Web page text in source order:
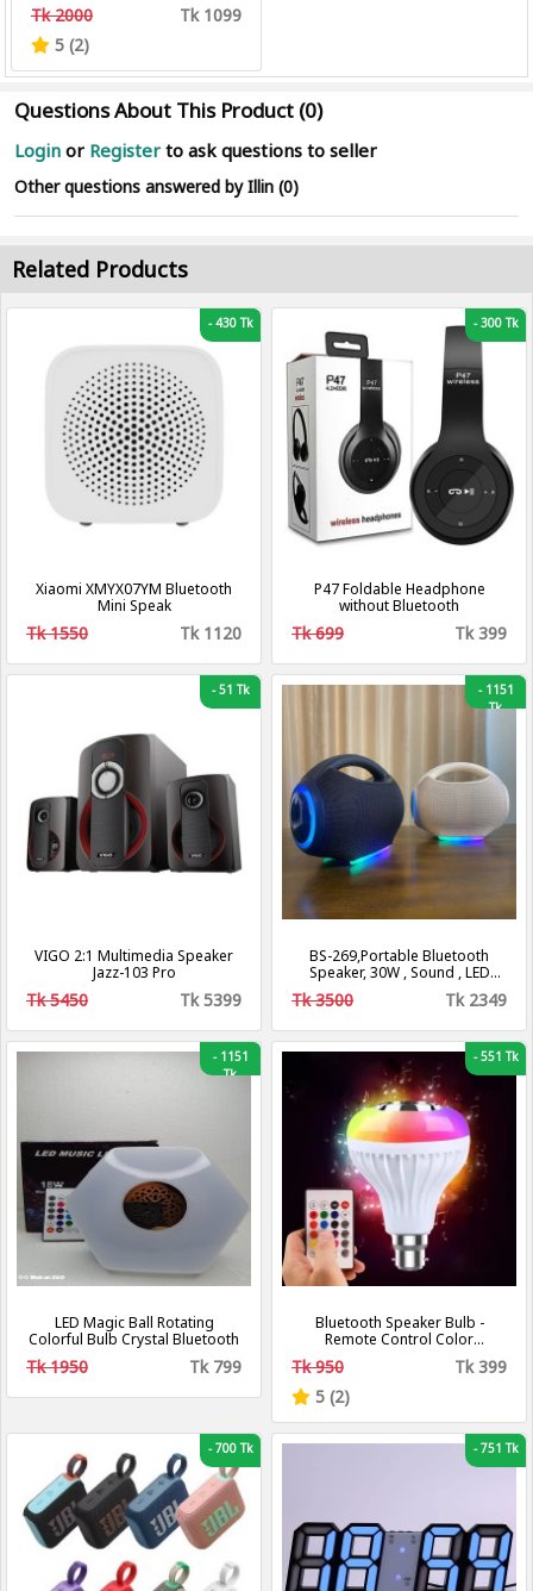
Tk 2000
Tk 1099
5 (2)
Questions About This Product (0)
Login or Register to ask questions to seller
Other questions answered by Illin (0)
Related Products
-430 Tk
Xiaomi XMYX07YM Bluetooth
Mini Speak
Tk 1550 Tk 1120
-300 Tk
P47 Foldable Headphone
without Bluetooth
Tk 699 Tk 399
-51 Tk
VIGO 2:1 Multimedia Speaker
Jazz-103 Pro
Tk 5450 Tk 5399
-1151
Tk
BS-269,Portable Bluetooth
Speaker, 30W , Sound , LED
Tk 3500 Tk 2349
-1151
Tk
LED Magic Ball Rotating
Colorful Bulb Crystal Bluetooth
Tk 1950 Tk 799
-551 Tk
Bluetooth Speaker Bulb -
Remote Control Color
Changing Bulb With Bluetooth
Speaker - LED Music Bulb
Tk 950
Tk 399
5 (2)
-700 Tk -751 Tk